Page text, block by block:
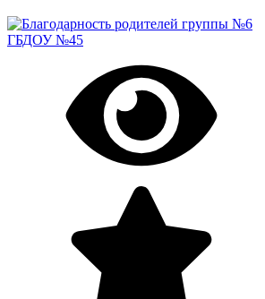
ГБДОУ №45